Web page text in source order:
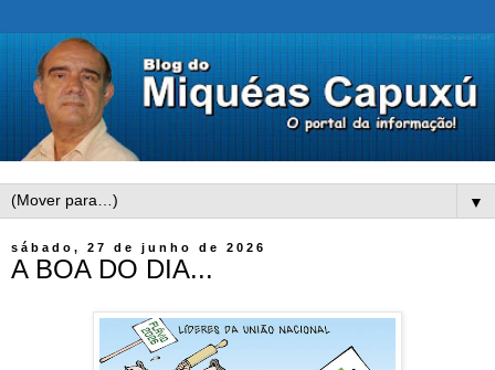
▼
sábado, 27 de junho de 2026
A BOA DO DIA...